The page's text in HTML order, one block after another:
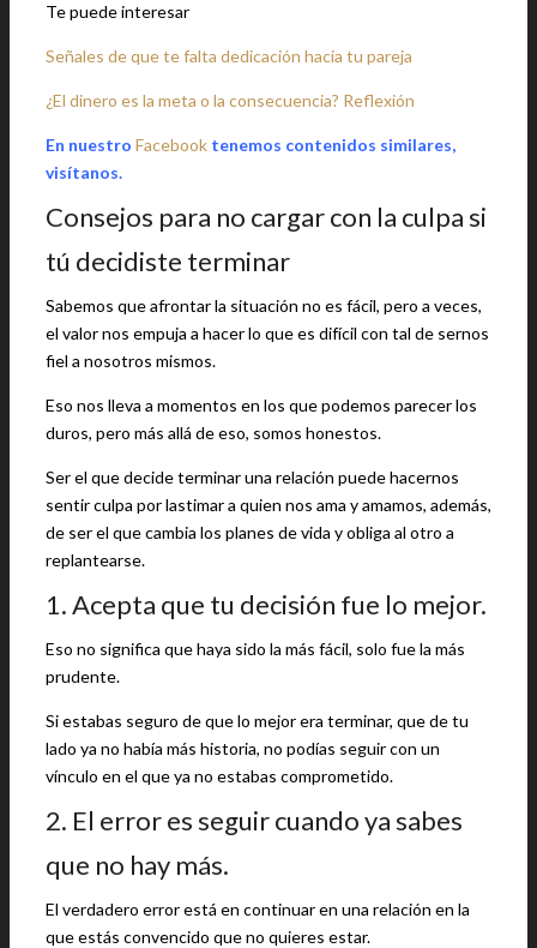
Te puede interesar
Señales de que te falta dedicación hacia tu pareja
¿El dinero es la meta o la consecuencia? Reflexión
En nuestro Facebook tenemos contenidos similares,
visítanos.
Consejos para no cargar con la culpa si
tú decidiste terminar
Sabemos que afrontar la situación no es fácil, pero a veces,
el valor nos empuja a hacer lo que es difícil con tal de sernos
fiel a nosotros mismos.
Eso nos lleva a momentos en los que podemos parecer los
duros, pero más allá de eso, somos honestos.
Ser el que decide terminar una relación puede hacernos
sentir culpa por lastimar a quien nos ama y amamos, además,
de ser el que cambia los planes de vida y obliga al otro a
replantearse.
1. Acepta que tu decisión fue lo mejor.
Eso no significa que haya sido la más fácil, solo fue la más
prudente.
Si estabas seguro de que lo mejor era terminar, que de tu
lado ya no había más historia, no podías seguir con un
vínculo en el que ya no estabas comprometido.
2. El error es seguir cuando ya sabes
que no hay más.
El verdadero error está en continuar en una relación en la
que estás convencido que no quieres estar.